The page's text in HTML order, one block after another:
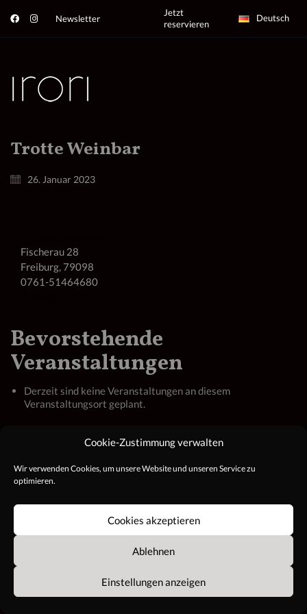
Cookie-Zustimmung verwalten
Wir verwenden Cookies, um unsere Website und unseren Service zu
optimieren.
Cookies akzeptieren
Ablehnen
Einstellungen anzeigen
Newsletter
Jetzt
reservieren
Deutsch
Trotte Weinbar
26. Januar 2023
Fischerau 28
Freiburg, 79098
0761-51464680
Bevorstehende
Veranstaltungen
Derzeit sind keine Veranstaltungen an diesem
Veranstaltungsort geplant.
Impressum
© Copyright 2021 Alle Rechte